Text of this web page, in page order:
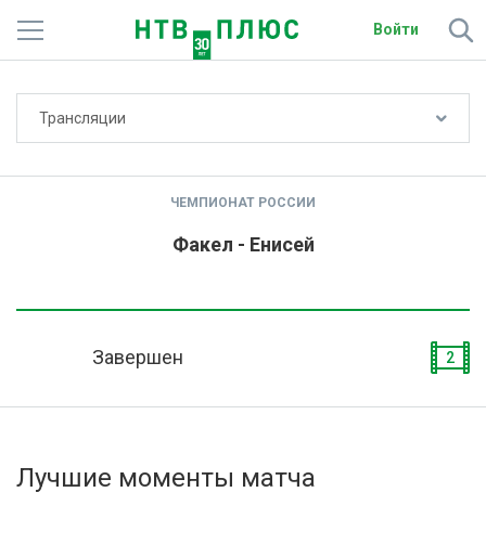
Войти
Активировать промокод
Трансляции
ЧЕМПИОНАТ РОССИИ
Факел - Енисей
Завершен 2
Лучшие моменты матча